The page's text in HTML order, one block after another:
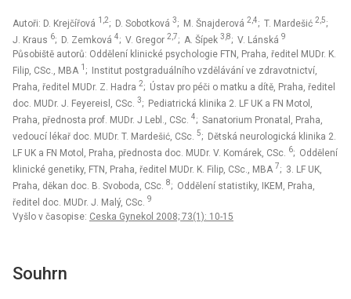
Autoři: D. Krejčířová 1,2; D. Sobotková 3; M. Šnajderová 2,4; T. Mardešić 2,5;
J. Kraus 6; D. Zemková 4; V. Gregor 2,7; A. Šípek 3,8; V. Lánská 9
Působiště autorů: Oddělení klinické psychologie FTN, Praha, ředitel MUDr. K.
Filip, CSc., MBA 1 ; Institut postgraduálního vzdělávání ve zdravotnictví,
Praha, ředitel MUDr. Z. Hadra 2; Ústav pro péči o matku a dítě, Praha, ředitel
doc. MUDr. J. Feyereisl, CSc. 3; Pediatrická klinika 2. LF UK a FN Motol,
Praha, přednosta prof. MUDr. J Lebl., CSc. 4; Sanatorium Pronatal, Praha,
vedoucí lékař doc. MUDr. T. Mardešić, CSc. 5; Dětská neurologická klinika 2.
LF UK a FN Motol, Praha, přednosta doc. MUDr. V. Komárek, CSc. 6; Oddělení
klinické genetiky, FTN, Praha, ředitel MUDr. K. Filip, CSc., MBA 7; 3. LF UK,
Praha, děkan doc. B. Svoboda, CSc. 8; Oddělení statistiky, IKEM, Praha,
ředitel doc. MUDr. J. Malý, CSc. 9
Vyšlo v časopise: Ceska Gynekol 2008; 73(1): 10-15
Souhrn